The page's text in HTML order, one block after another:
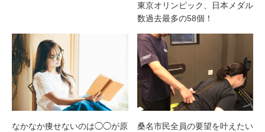
東京オリンピック、日本メダル
数過去最多の58個！
なかなか痩せないのは◯◯が原
桑名市民全員の要望を叶えたい